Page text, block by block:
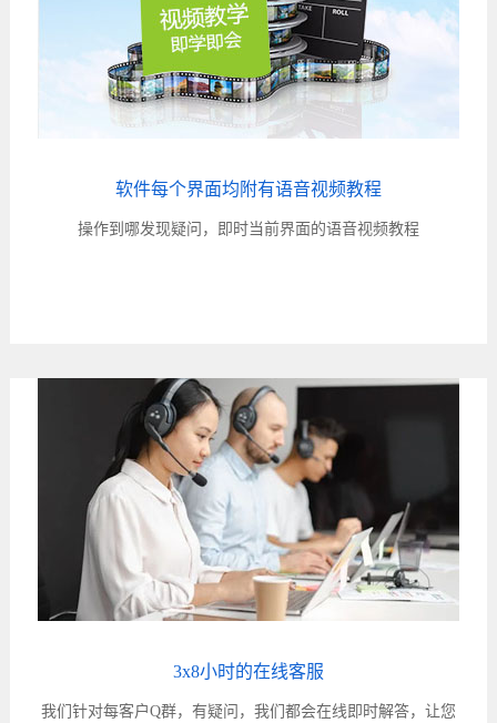
软件每个界面均附有语音视频教程
操作到哪发现疑问，即时当前界面的语音视频教程
3x8小时的在线客服
我们针对每客户Q群，有疑问，我们都会在线即时解答，让您